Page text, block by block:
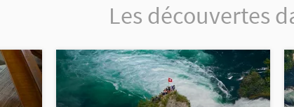
Les découvertes